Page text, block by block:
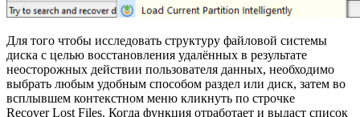
Для того чтобы исследовать структуру файловой системы
диска с целью восстановления удалённых в результате
неосторожных действии пользователя данных, необходимо
выбрать любым удобным способом раздел или диск, затем во
всплывшем контекстном меню кликнуть по строчке
Recover Lost Files. Когда функция отработает и выдаст список